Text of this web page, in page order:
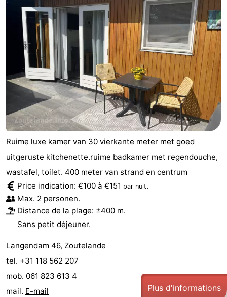
Ruime luxe kamer van 30 vierkante meter met goed
uitgeruste kitchenette.ruime badkamer met regendouche,
wastafel, toilet. 400 meter van strand en centrum
Price indication: €100 à €151 par nuit.
Max. 2 personen.
Distance de la plage: ±400 m.
Sans petit déjeuner.
Langendam 46, Zoutelande
tel. +31 118 562 207
mob. 061 823 613 4
mail. E-mail Plus d'informations